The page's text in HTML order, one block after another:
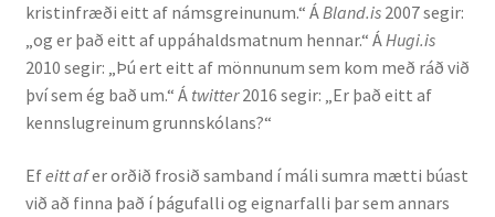
Rannsóknir
Máltækni
Orðalyklar og orðafar
Orðhlutafræði
kristinfræði eitt af námsgreinunum.“ ÁBland.is 2007 segir:
„og er það eitt af uppáhaldsmatnum hennar.“ ÁHugi.is
2010 segir: „Þú ert eitt af mönnunum sem kom með ráð við
því sem ég bað um.“ Á twitter2016 segir: „Er það eitt af
kennslugreinum grunnskólans?“
Efeitt afer orðið frosið samband í máli sumra mætti búast
við að finna það í þágufalli og eignarfalli þar sem annars